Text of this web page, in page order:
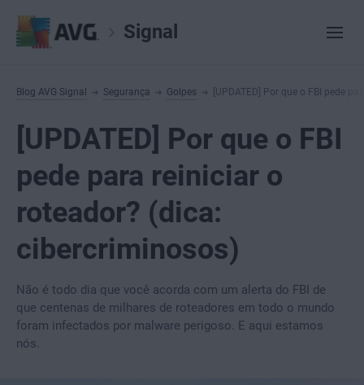
Signal
Blog AVG Signal Segurança Golpes [UPDATED] Por que o FBI pede
[UPDATED] Por que o FBI
pede para reiniciar o
roteador? (dica:
cibercriminosos)
Não é todo dia que você acorda com um alerta do FBI de
que centenas de milhares de roteadores em todo o mundo
foram infectados por malware perigoso. E aqui estamos
nós.